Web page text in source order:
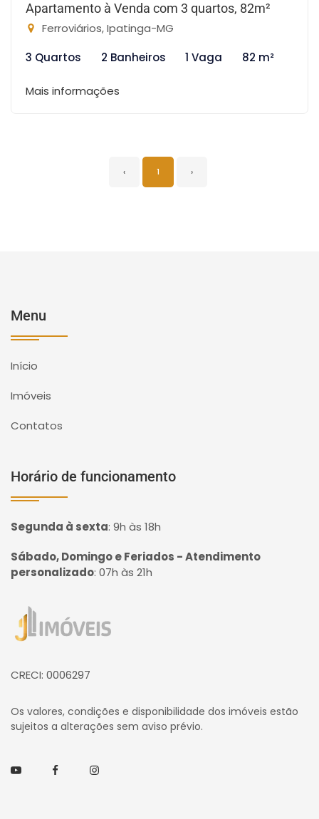
Apartamento à Venda com 3 quartos, 82m²
Ferroviários, Ipatinga-MG
3 Quartos
2 Banheiros 1 Vaga 82 m²
Mais informações
‹ 1 ›
Menu
Início
Imóveis
Contatos
Horário de funcionamento
Segunda à sexta: 9h às 18h
Sábado, Domingo e Feriados - Atendimento
personalizado: 07h às 21h
Página inicial
CRECI: 0006297
Os valores, condições e disponibilidade dos imóveis estão
sujeitos a alterações sem aviso prévio.
YoutubeFacebookInstagram